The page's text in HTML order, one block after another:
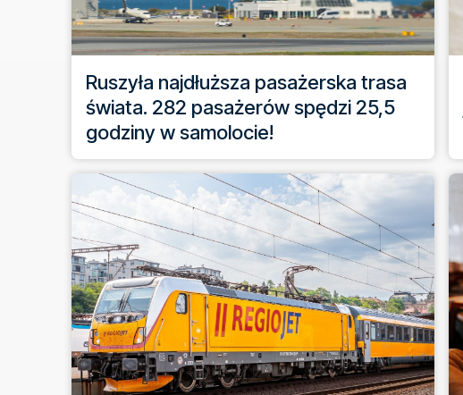
Ruszyła najdłuższa pasażerska trasa
świata. 282 pasażerów spędzi 25,5
godziny w samolocie!